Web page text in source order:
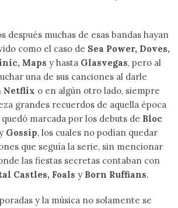
después muchas de esas bandas hayan
como el caso de Sea Power, Doves,
Maps y hasta Glasvegas, pero al
una de sus canciones al darle
Netflix o en algún otro lado, siempre
grandes recuerdos de aquella época
marcada por los debuts de Bloc
Gossip, los cuales no podían quedar
que seguía la serie, sin mencionar
las fiestas secretas contaban con
Castles, Foals y Born Ruffians.
y la música no solamente se